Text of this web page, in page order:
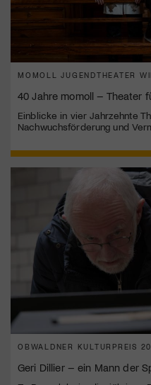
MOMOLL JUGENDTHEATER WIL
40 Jahre momoll – Theater
Einblicke in vier Jahrzehnte
Nachwuchsförderung und
OBWALDNER KULTURPREIS
Geri Dillier – ein Mann der